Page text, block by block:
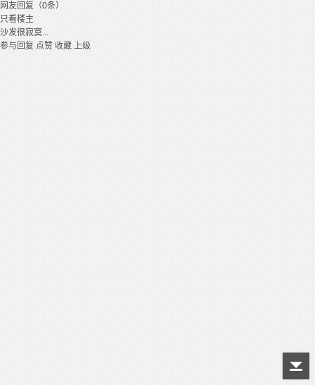
网友回复（0条）
只看楼主
沙发很寂寞...
参与回复 点赞 收藏 上级